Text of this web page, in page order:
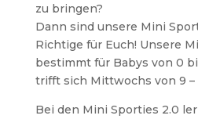
zu bringen?
Dann sind unsere Mini
Richtige für Euch! Unsere
bestimmt für Babys von 0
trifft sich Mittwochs von 9 –
Bei den Mini Sporties 2.0